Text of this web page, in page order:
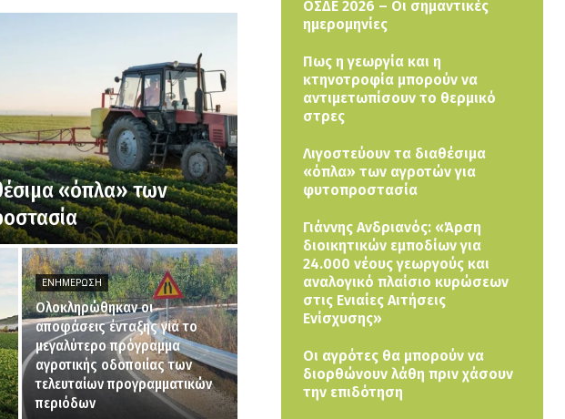
«όπλα» των
ΕΝΗΜΈΡΩΣΗ
Ολοκληρώθηκαν οι
αποφάσεις ένταξης για το
μεγαλύτερο πρόγραμμα
αγροτικής οδοποιίας των
τελευταίων προγραμματικών
περιόδων
ΟΣΔΕ 2026 – Οι σημαντικές
ημερομηνίες
Πως η γεωργία και η
κτηνοτροφία μπορούν να
αντιμετωπίσουν το θερμικό
στρες
Λιγοστεύουν τα διαθέσιμα
«όπλα» των αγροτών για
φυτοπροστασία
Γιάννης Ανδριανός: «Άρση
διοικητικών εμποδίων για
24.000 νέους γεωργούς και
αναλογικό πλαίσιο κυρώσεων
στις Ενιαίες Αιτήσεις
Ενίσχυσης»
Οι αγρότες θα μπορούν να
διορθώνουν λάθη πριν χάσουν
την επιδότηση